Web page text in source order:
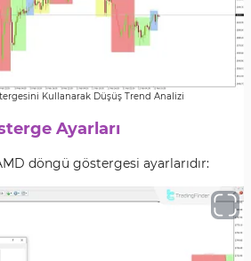
Kullanarak Düşüş Trend Analizi
Ayarları
döngü göstergesi ayarlarıdır: